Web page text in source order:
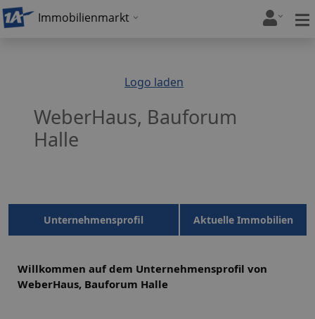
Immobilienmarkt
Logo laden
WeberHaus, Bauforum
Halle
Unternehmensprofil Aktuelle Immobilien
Willkommen auf dem Unternehmensprofil von
WeberHaus, Bauforum Halle